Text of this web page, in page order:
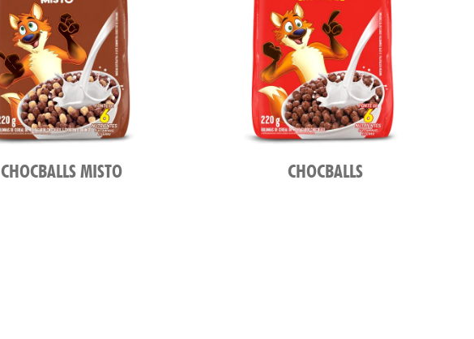
CHOCBALLS MISTO CHOCBALLS